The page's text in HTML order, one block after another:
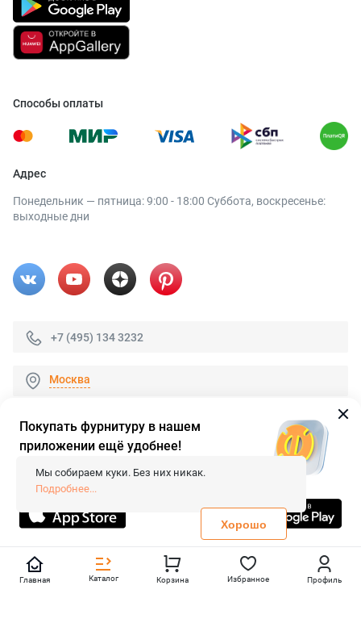
Способы оплаты
Адрес
Понедельник — пятница: 9:00 - 18:00 Суббота, воскресенье:
выходные дни
+7 (495) 134 3232
Москва
© 2026 «FieraShop.ru»
Сопровождение сайта
- Вебформат.
Все права защищены.
Не является публичной офертой
Политика конфиденциальности
Главная Каталог Корзина Избранное Профиль
Покупать фурнитуру в нашем
приложении ещё удобнее!
Мы собираем куки. Без них никак.
Подробнее...
Хорошо